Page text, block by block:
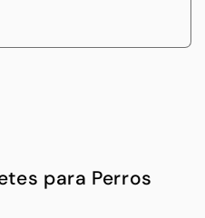
para Perros